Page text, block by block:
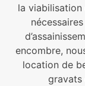
la
encombre,
location de
gravats